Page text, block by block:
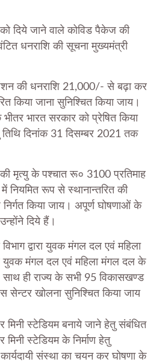
को दिये जाने वाले कोविड पैकेज की
धनराशि की सूचना मुख्यमंत्री
पेंशन की धनराशि 21,000/- से बढ़ा कर
जाना सुनिश्चित किया जाय।
भारत सरकार को प्रेषित किया
तिथि दिनांक 31 दिसम्बर 2021 तक
की मृत्यु के पश्चात रू० 3100 प्रतिमाह
नियमित रूप से स्थानान्तरित की
किया जाय। अपूर्ण घोषणाओं के
दिये हैं।
द्वारा युवक मंगल दल एवं महिला
युवक मंगल दल एवं महिला मंगल दल के
साथ ही राज्य के सभी 95 विकासखण्ड
सेन्टर खोलना सुनिश्चित किया जाय
मिनी स्टेडियम बनाये जाने हेतु संबंधित
स्टेडियम के निर्माण हेतु
संस्था का चयन कर घोषणा के